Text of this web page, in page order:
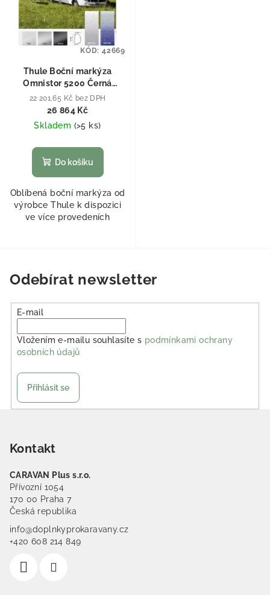
Thule Boční markýza
Omnistor 5200 Černá
Mystic Grau (šedá) 315 cm
22 201,65 Kč bez DPH
26 864 Kč
Skladem (>5 ks)
Do košíku
Oblíbená boční markýza od
výrobce Thule k dispozici
ve více provedeních
KÓD: 42669
Odebírat newsletter
E-mail
Vložením e-mailu souhlasíte s podmínkami ochrany
osobních údajů
Přihlásit se
Kontakt
CARAVAN Plus s.r.o.
Přívozní 1054
170 00 Praha 7
Česká republika
info@doplnkyprokaravany.cz
+420 608 214 849